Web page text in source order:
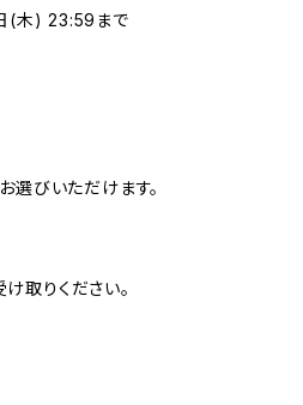
(木) 23:59まで
選びいただけます。
取りください。